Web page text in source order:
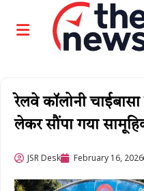
रेलवे कॉलोनी
लेकर सौंपा गया
JSR Desk February 16, 2026